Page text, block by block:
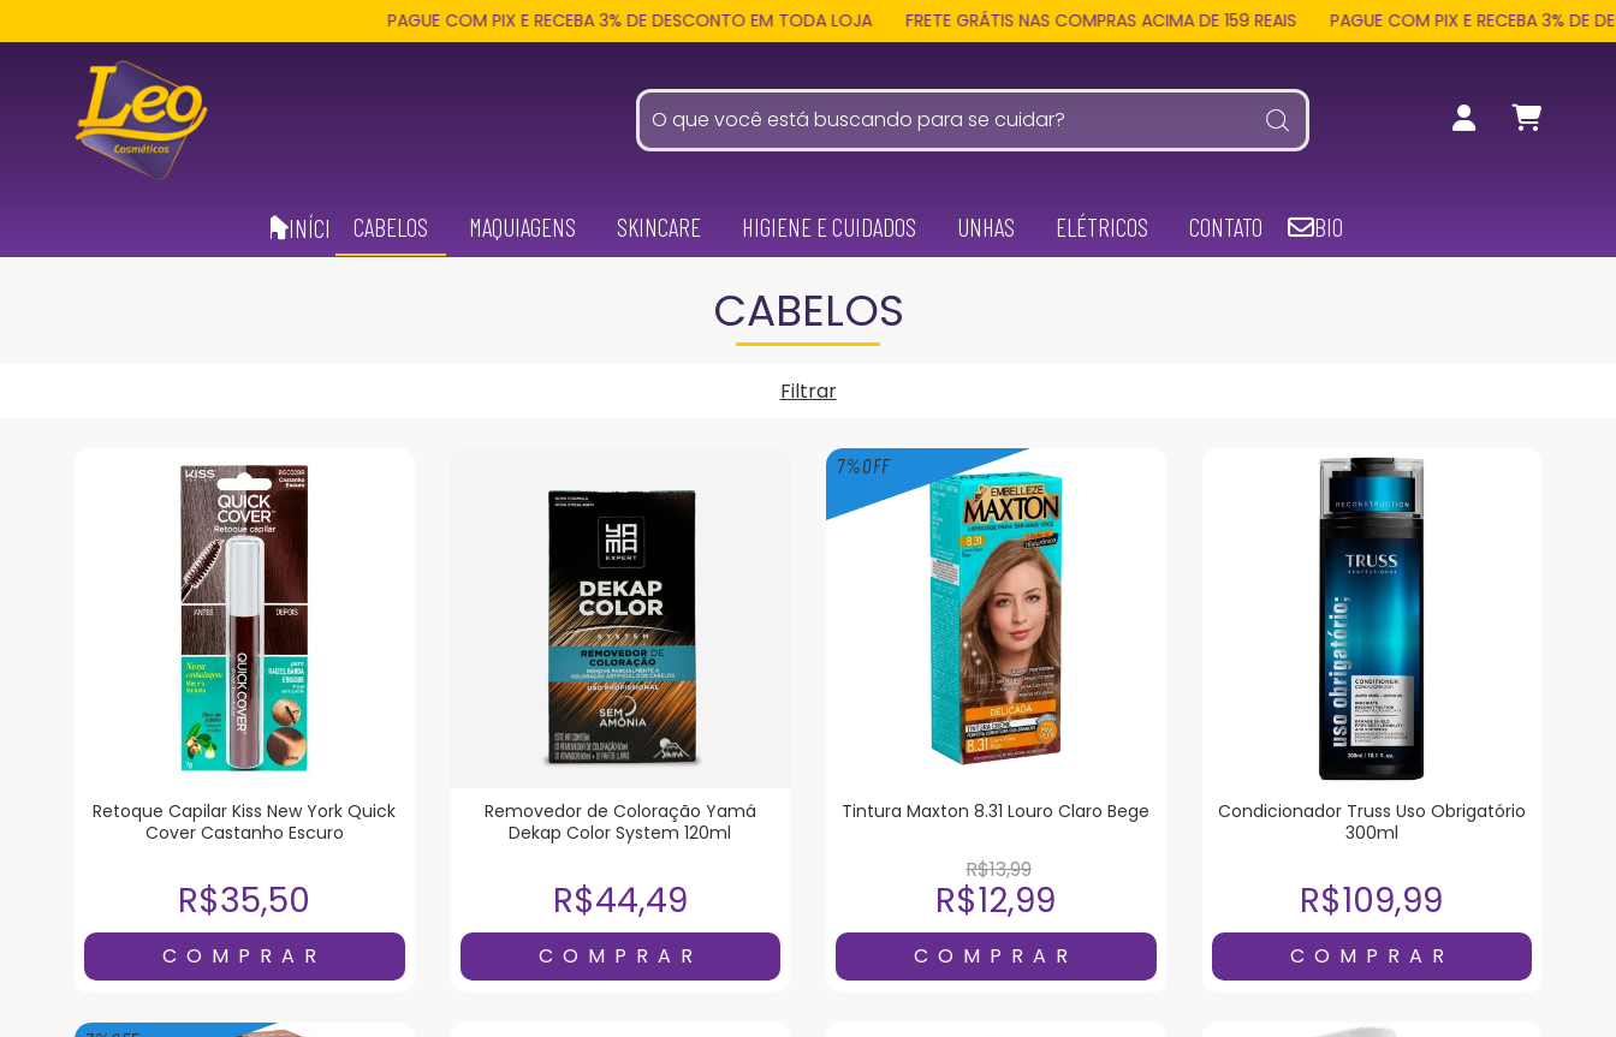
PAGUE COM PIX E RECEBA 3% DE DESCONTO EM TODA LOJA FRETE GRÁTIS NAS COMPRAS ACIMA DE 159 REAIS PAGUE COM PIX E RECEBA 3% DE DESCONTO
INÍCIO CABELOS MAQUIAGENS SKINCARE HIGIENE E CUIDADOS UNHAS ELÉTRICOS CONTATO BIO
CABELOS
Filtrar
Retoque Capilar Kiss New York Quick
Cover Castanho Escuro
R$35,50
Removedor de Coloração Yam
Dekap Color System 120ml
R$44,49
7%OFF
Tintura Maxton 8.31 Louro Claro Bege
R$13,99
R$12,99
Condicionador Truss Uso Obrigatório
300ml
R$109,99